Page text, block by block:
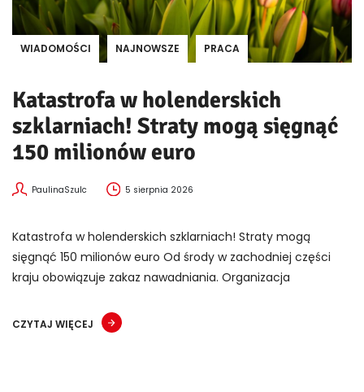
WIADOMOŚCI NAJNOWSZE PRACA
Katastrofa w holenderskich
szklarniach! Straty mogą sięgnąć
150 milionów euro
PaulinaSzulc 5 sierpnia 2026
Katastrofa w holenderskich szklarniach! Straty mogą
sięgnąć 150 milionów euro Od środy w zachodniej części
kraju obowiązuje zakaz nawadniania. Organizacja
CZYTAJ WIĘCEJ